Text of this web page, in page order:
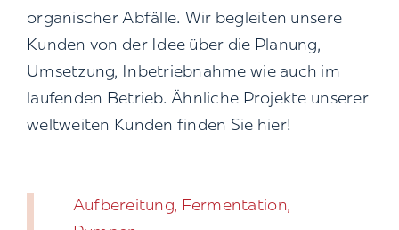
organischer Abfälle. Wir begleiten unsere
Kunden von der Idee über die Planung,
Umsetzung, Inbetriebnahme wie auch im
laufenden Betrieb. Ähnliche Projekte unserer
weltweiten Kunden finden Sie hier!
Aufbereitung, Fermentation,